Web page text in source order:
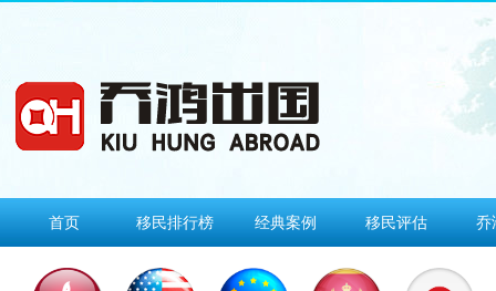
首页 移民排行榜 经典案例 移民评估 乔